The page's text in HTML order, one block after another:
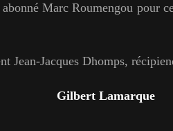
Marc Roumengou pour
Jean-Jacques Dhomps,
Gilbert Lamarque